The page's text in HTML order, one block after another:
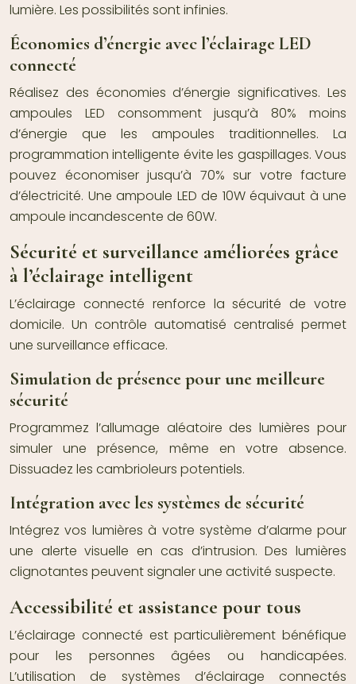
lumière. Les possibilités sont infinies.
Économies d’énergie avec l’éclairage LED
connecté
Réalisez des économies d’énergie significatives. Les
ampoules LED consomment jusqu’à 80% moins
d’énergie que les ampoules traditionnelles. La
programmation intelligente évite les gaspillages. Vous
pouvez économiser jusqu’à 70% sur votre facture
d’électricité. Une ampoule LED de 10W équivaut à une
ampoule incandescente de 60W.
Sécurité et surveillance améliorées grâce
à l’éclairage intelligent
L’éclairage connecté renforce la sécurité de votre
domicile. Un contrôle automatisé centralisé permet
une surveillance efficace.
Simulation de présence pour une meilleure
sécurité
Programmez l’allumage aléatoire des lumières pour
simuler une présence, même en votre absence.
Dissuadez les cambrioleurs potentiels.
Intégration avec les systèmes de sécurité
Intégrez vos lumières à votre système d’alarme pour
une alerte visuelle en cas d’intrusion. Des lumières
clignotantes peuvent signaler une activité suspecte.
Accessibilité et assistance pour tous
L’éclairage connecté est particulièrement bénéfique
pour les personnes âgées ou handicapées.
L’utilisation de systèmes d’éclairage connectés